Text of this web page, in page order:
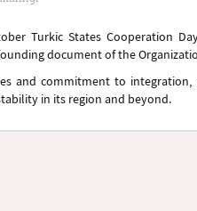
Turkic States Cooperation
document of the
and commitment to
in its region and beyond.